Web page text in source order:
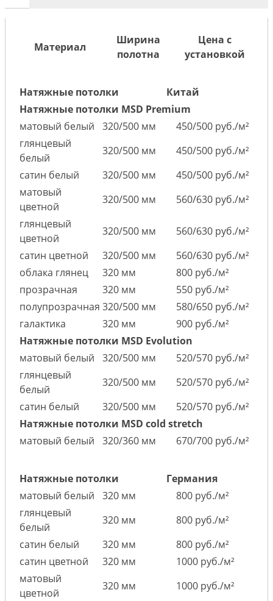
Материал
Ширина
полотна
Цена с
установкой
Натяжные потолки
Китай
Натяжные потолки MSD Premium
матовый белый
320/500 мм
450/500 руб./м²
глянцевый
белый
320/500 мм
450/500 руб./м²
сатин белый
320/500 мм
450/500 руб./м²
матовый
цветной
320/500 мм
560/630 руб./м²
глянцевый
цветной
320/500 мм
560/630 руб./м²
сатин цветной
320/500 мм
560/630 руб./м²
облака глянец
320 мм
800 руб./м²
прозрачная
320 мм
550 руб./м²
полупрозрачная 320/500 мм
580/650 руб./м²
галактика
320 мм
900 руб./м²
Натяжные потолки MSD Evolution
матовый белый
320/500 мм
520/570 руб./м²
глянцевый
белый
320/500 мм
520/570 руб./м²
сатин белый
320/500 мм
520/570 руб./м²
Натяжные потолки MSD cold stretch
матовый белый
320/360 мм 670/700 руб./м²
Натяжные потолки
Германия
матовый белый
320 мм
800 руб./м²
глянцевый
белый
320 мм
800 руб./м²
сатин белый
320 мм
800 руб./м²
сатин цветной
320 мм
1000 руб./м²
матовый
цветной
320 мм
1000 руб./м²